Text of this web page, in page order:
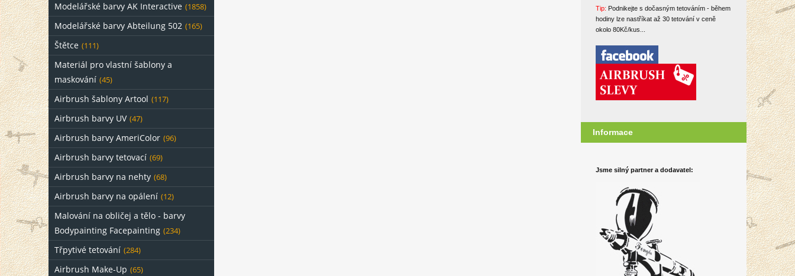
Modelářské barvy AK Interactive (1858)
Modelářské barvy Abteilung 502 (165)
Štětce (111)
Materiál pro vlastní šablony a
maskování (45)
Airbrush šablony Artool (117)
Airbrush barvy UV (47)
Airbrush barvy AmeriColor (96)
Airbrush barvy tetovací (69)
Airbrush barvy na nehty (68)
Airbrush barvy na opálení (12)
Malování na obličej a tělo - barvy
Bodypainting Facepainting (234)
Třpytivé tetování (284)
Airbrush Make-Up (65)
Tip: Podnikejte s dočasným tetováním - během
hodiny lze nastříkat až 30 tetování v ceně
okolo 80Kč/kus...
Informace
Jsme silný partner a dodavatel: